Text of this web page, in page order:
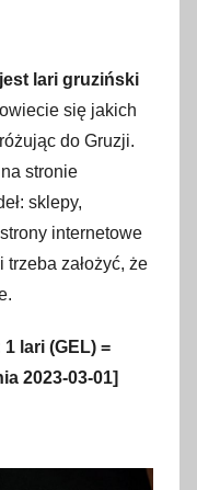
lari gruziński
się jakich
do Gruzji.
stronie
sklepy,
internetowe
założyć, że
lari (GEL) =
2023-03-01]